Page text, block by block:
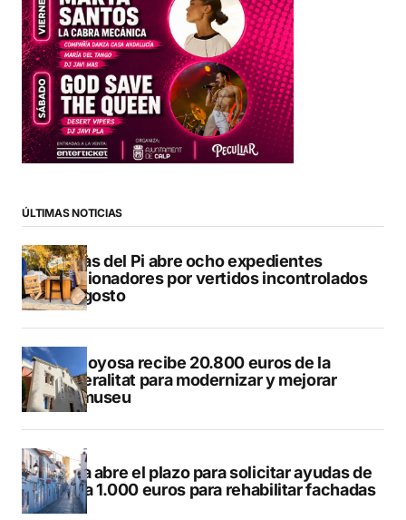
ÚLTIMAS NOTICIAS
L’Alfàs del Pi abre ocho expedientes
sancionadores por vertidos incontrolados
en agosto
Villajoyosa recibe 20.800 euros de la
Generalitat para modernizar y mejorar
Vilamuseu
Altea abre el plazo para solicitar ayudas de
hasta 1.000 euros para rehabilitar fachadas